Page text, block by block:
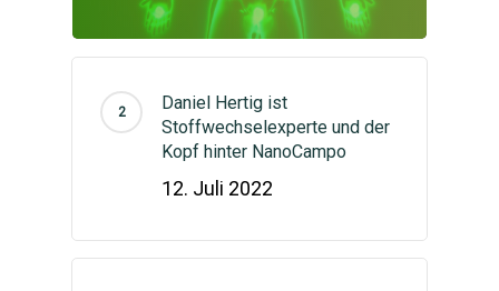
Daniel Hertig ist
Stoffwechselexperte und der
Kopf hinter NanoCampo
12. Juli 2022